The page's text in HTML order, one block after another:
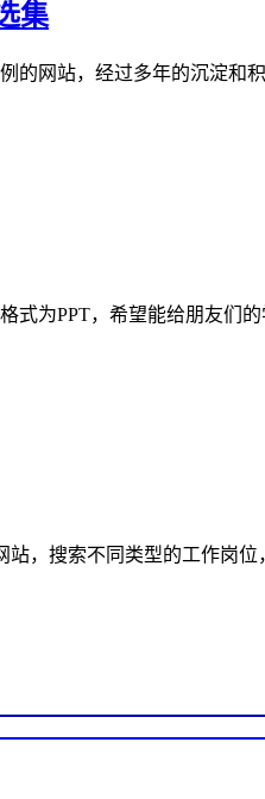
集
的网站，经过多年的沉淀
式为PPT，希望能给朋友们
，搜索不同类型的工作岗